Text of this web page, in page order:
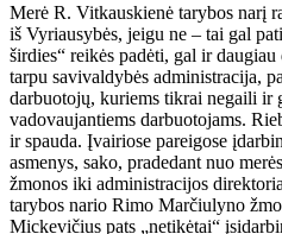
Merė R. Vitkauskienė tarybos narį
iš Vyriausybės, jeigu ne – tai gal
širdies“ reikės padėti, gal ir
tarpu savivaldybės administracija,
darbuotojų, kuriems tikrai negaili ir
vadovaujantiems darbuotojams.
ir spauda. Įvairiose pareigose
asmenys, sako, pradedant nuo
žmonos iki administracijos
tarybos nario Rimo Marčiulyno
Mickevičius pats „netikėtai“